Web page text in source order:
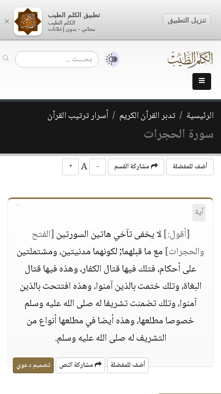
الرئيسية تدبر القرآن الكريم أسرار ترتيب القرآن
سورة الحجرات
أضف للمفضلة مشاركة القسم -
+
آية
[أقول:]لا يخفى تآخي هاتين السورتين[الفتح
والحجرات] مع ما قبلهما; لكونهما مدنيتين، ومشتملتين
على أحكام، فتلك فيها قتال الكفار، وهذه فيها قتال
البغاة، وتلك ختمت بالذين آمنوا، وهذه افتتحت بالذين
آمنوا، وتلك تضمنت تشريفا له صلى الله عليه وسلم
خصوصا مطلعها، وهذه أيضا في مطلعها أنواع من
التشريف له صلى الله عليه وسلم.
أضف للمفضلة مشاركة النص تصميم دعوي
×
تطبيق الكلم الطيب
الكلم الطيب
مجاني - بدون إعلانات
تنزيل التطبيق